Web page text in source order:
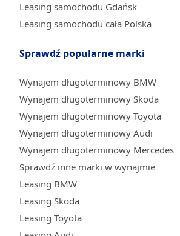
Leasing samochodu Gdańsk
Leasing samochodu cała Polska
Sprawdź popularne marki
Wynajem długoterminowy BMW
Wynajem długoterminowy Skoda
Wynajem długoterminowy Toyota
Wynajem długoterminowy Audi
Wynajem długoterminowy Mercedes
Sprawdź inne marki w wynajmie
Leasing BMW
Leasing Skoda
Leasing Toyota